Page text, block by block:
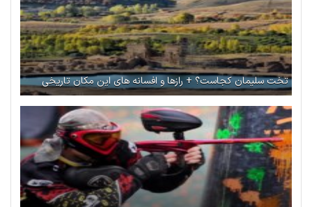
تخت سلیمان کجاست؟ + رازها و افسانه های این مکان تاریخی